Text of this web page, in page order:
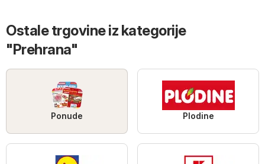
Ostale trgovine iz kategorije
"Prehrana"
Ponude Plodine